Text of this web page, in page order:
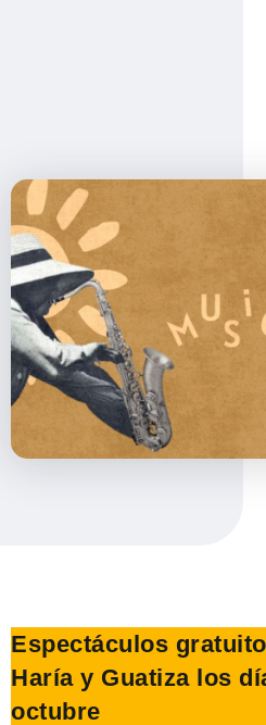
Espectáculos
Haría y Guatiza los
octubre